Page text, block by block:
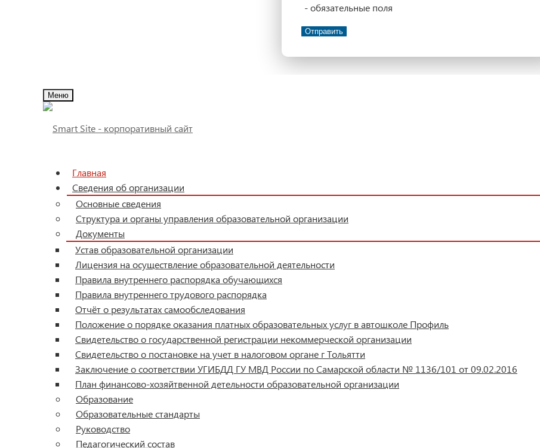
- обязательные поля
Отправить
Меню
Главная
Сведения об организации
Основные сведения
Структура и органы управления образовательной организации
Документы
Устав образовательной организации
Лицензия на осуществление образовательной деятельности
Правила внутреннего распорядка обучающихся
Правила внутреннего трудового распорядка
Отчёт о результатах самообследования
Положение о порядке оказания платных образовательных услуг в автошколе Профиль
Свидетельство о государственной регистрации некоммерческой организации
Свидетельство о постановке на учет в налоговом органе г Тольятти
Заключение о соответствии УГИБДД ГУ МВД России по Самарской области № 1136/101 от 09.02.2016
План финансово-хозяйтвенной детельности образовательной организации
Образование
Образовательные стандарты
Руководство
Педагогический состав